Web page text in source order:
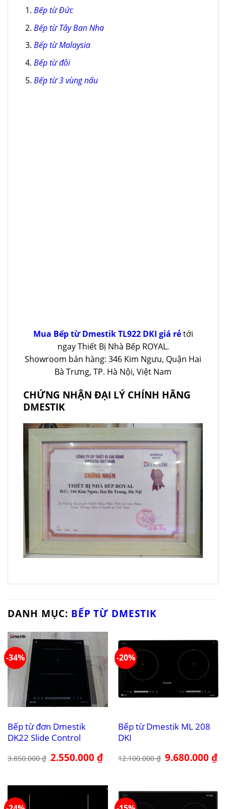
Bếp từ Đức
Bếp từ Tây Ban Nha
Bếp từ Malaysia
Bếp từ đôi
Bếp từ 3 vùng nấu
Mua Bếp từ Dmestik TL922 DKI giá rẻtới
ngay Thiết Bị Nhà Bếp ROYAL.
Showroom bán hàng: 346 Kim Ngưu, Quận Hai
Bà Trưng, TP. Hà Nội, Việt Nam
CHỨNG NHẬN ĐẠI LÝ CHÍNH HÃNG
DMESTIK
DANH MỤC: BẾP TỪ DMESTIK
-34%
Bếp từ đơn Dmestik
DK22 Slide Control
3.850.000₫ Giá
gốc
2.550.000₫Giá
hiện
-20%
Bếp từ Dmestik ML 208
DKI
12.100.000₫ Giá
gốc
9.680.000₫